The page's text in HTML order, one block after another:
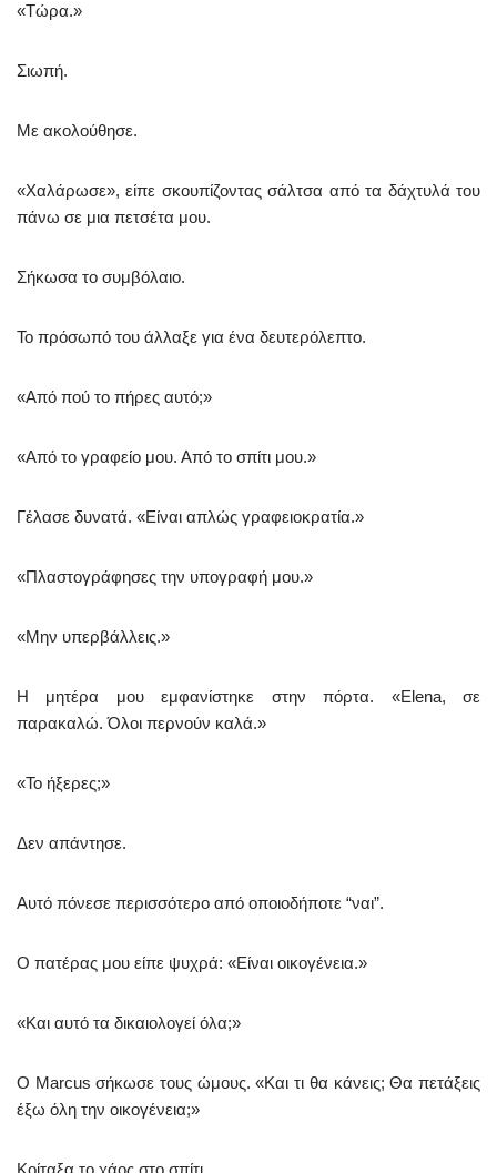
«Τώρα.»
Σιωπή.
Με ακολούθησε.
«Χαλάρωσε», είπε σκουπίζοντας σάλτσα από τα δάχτυλά του
πάνω σε μια πετσέτα μου.
Σήκωσα το συμβόλαιο.
Το πρόσωπό του άλλαξε για ένα δευτερόλεπτο.
«Από πού το πήρες αυτό;»
«Από το γραφείο μου. Από το σπίτι μου.»
Γέλασε δυνατά. «Είναι απλώς γραφειοκρατία.»
«Πλαστογράφησες την υπογραφή μου.»
«Μην υπερβάλλεις.»
Η μητέρα μου εμφανίστηκε στην πόρτα. «Elena, σε
παρακαλώ. Όλοι περνούν καλά.»
«Το ήξερες;»
Δεν απάντησε.
Αυτό πόνεσε περισσότερο από οποιοδήποτε “ναι”.
Ο πατέρας μου είπε ψυχρά: «Είναι οικογένεια.»
«Και αυτό τα δικαιολογεί όλα;»
Ο Marcus σήκωσε τους ώμους. «Και τι θα κάνεις; Θα πετάξεις
έξω όλη την οικογένεια;»